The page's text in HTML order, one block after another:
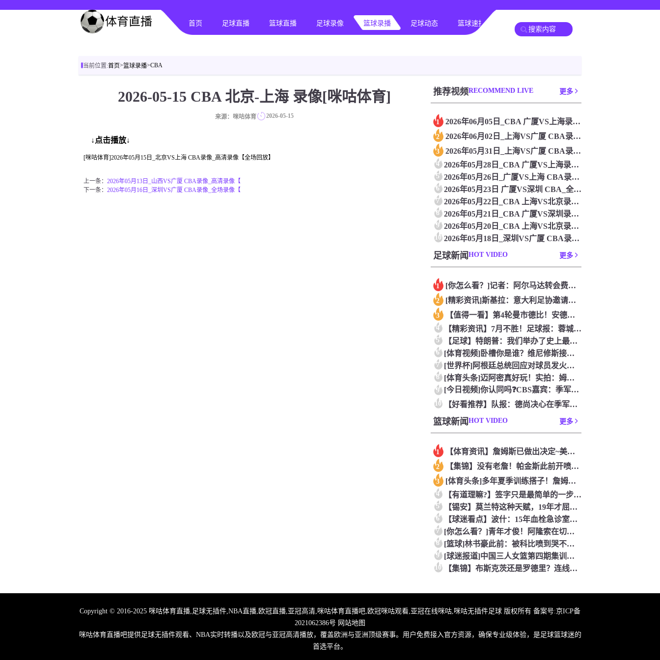
首页 足球直播 篮球直播 足球录像 篮球录播 足球动态 篮球速报 全球联赛
当前位置:首页>篮球录播>CBA
2026-05-15 CBA 北京-上海 录像[咪咕体育]
来源：咪咕体育 2026-05-15
↓点击播放↓
[咪咕体育]2026年05月15日_北京VS上海 CBA录像_高清录像【全场回放】
上一条： 2026年05月13日_山西VS广厦 CBA录像_高清录像【
下一条： 2026年05月16日_深圳VS广厦 CBA录像_全场录像【
推荐视频RECOMMEND LIVE 更多
1 2026年06月05日_CBA 广厦VS上海录像_高清录像【
2 2026年06月02日_上海VS广厦 CBA录像_高清录像【
3 2026年05月31日_上海VS广厦 CBA录像_全场录像【
4 2026年05月28日_CBA 广厦VS上海录像_高清录像【
5 2026年05月26日_广厦VS上海 CBA录像_全场录像【
6 2026年05月23日 广厦VS深圳 CBA_全场录像【视频
7 2026年05月22日_CBA 上海VS北京录像_全场录像【
8 2026年05月21日_CBA 广厦VS深圳录像_全场录像【
9 2026年05月20日_CBA 上海VS北京录像_全场录像【
10 2026年05月18日_深圳VS广厦 CBA录像_全场录像【
足球新闻 HOT VIDEO 更多
1 [你怎么看？]记者：阿尔马达转会费固定金额约2300万欧，外
2 [精彩资讯]斯基拉：意大利足协邀请布冯担任国家队领队，但遭到
3 【值得一看】第4轮曼市德比！安德森：从我知道曼市，曼城就是这
4 【精彩资讯】7月不胜！足球报：蓉城双冠王梦碎，近期成绩下滑要
5 【足球】特朗普：我们举办了史上最成功的一届世界杯
6 [体育视频]卧槽你是谁？维尼修斯接受下巴轮廓医美塑形，突然变
7 [世界杯]阿根廷总统回应对球员发火传言：我疯了才怪球员？全是
8 [体育头条]迈阿密真好玩！实拍：姆巴佩和女友被路人拍到在夜店
9 [今日视频]你认同吗❓️CBS嘉宾：季军赛的数据不应算进去，
10 【好看推荐】队报：德尚决心在季军赛体面告别，不希望以两连败收
篮球新闻 HOT VIDEO 更多
1 【体育资讯】詹姆斯已做出决定~美记：NBA预计会如期公布新赛
2 【集锦】没有老詹！帕金斯此前开喷：湖人靠东契奇和里夫斯没人会
3 [体育头条]多年夏季训练搭子！詹姆斯此前已经和马克西一同训练
4 【有道理嘛?】签字只是最简单的一步！米兰继续补充生力军！
5 【锡安】莫兰特这种天赋，19年才屈居第二，原来是出了锡安这个
6 【球迷看点】波什：15年血栓急诊室吸氧看到球队交易，我仍想复
7 [你怎么看？]青年才俊！阿隆索在切尔西上任后的第七堂训练课！
8 [篮球]林书豪此前：被科比喷到哭不是真的，但我和他曾五个月没
9 [球迷报道]中国三人女篮第四期集训开启 全力备战亚运会&奥运
10 【集锦】布斯克茨还是罗德里？连线博斯克：大师的选择会是谁？
Copyright © 2016-2025 咪咕体育直播,足球无插件,NBA直播,欧冠直播,亚冠高清,咪咕体育直播吧,欧冠咪咕观看,亚冠在线咪咕,咪咕无插件足球 版权所有 备案号:京ICP备
2021062386号 网站地图
咪咕体育直播吧提供足球无插件观看、NBA实时转播以及欧冠与亚冠高清播放，覆盖欧洲与亚洲顶级赛事。用户免费接入官方资源，确保专业级体验，是足球篮球迷的
首选平台。